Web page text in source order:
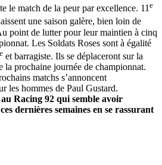
le match de la peur par excellence. 11 e
une saison galère, bien loin de
point de lutter pour leur maintien à cinq
Les Soldats Roses sont à égalité
e et barragiste. Ils se déplaceront sur la
la prochaine journée de championnat.
matchs s’annoncent
les hommes de Paul Gustard.
Racing 92 qui semble avoir
dernières semaines en se rassurant